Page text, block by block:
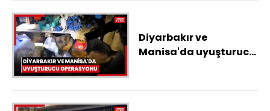
kaybetti
Diyarbakır ve
Manisa'da uyuşturucu